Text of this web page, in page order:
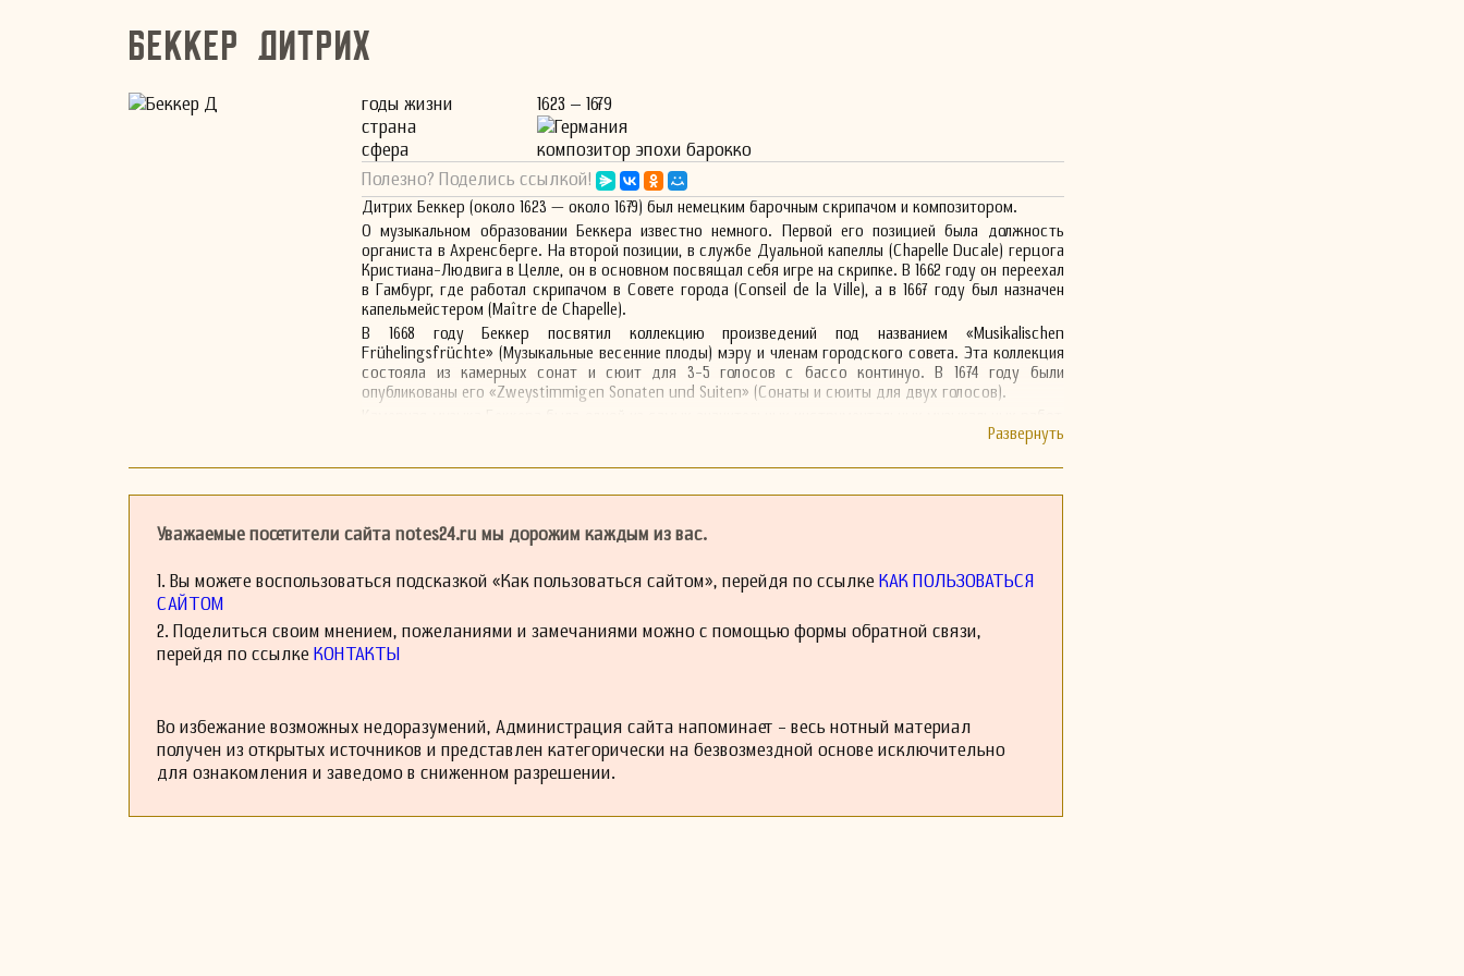
Беккер Дитрих
годы жизни
1623 – 1679
страна
Германия
сфера
композитор эпохи барокко
Полезно? Поделись ссылкой!
Дитрих Беккер (около 1623 — около 1679) был немецким барочным скрипачом и композитором.
О музыкальном образовании Беккера известно немного. Первой его позицией была должность
органиста в Ахренсберге. На второй позиции, в службе Дуальной капеллы (Chapelle Ducale) герцога
Кристиана-Людвига в Целле, он в основном посвящал себя игре на скрипке. В 1662 году он переехал
в Гамбург, где работал скрипачом в Совете города (Conseil de la Ville), а в 1667 году был назначен
капельмейстером (Maître de Chapelle).
В 1668 году Беккер посвятил коллекцию произведений под названием «Musikalischen
Frühelingsfrüchte» (Музыкальные весенние плоды) мэру и членам городского совета. Эта коллекция
состояла из камерных сонат и сюит для 3-5 голосов с бассо континуо. В 1674 году были
опубликованы его «Zweystimmigen Sonaten und Suiten» (Сонаты и сюиты для двух голосов).
Уважаемые посетители сайта notes24.ru мы дорожим каждым из вас.
1. Вы можете воспользоваться подсказкой «Как пользоваться сайтом», перейдя по ссылке КАК ПОЛЬЗОВАТЬСЯ
САЙТОМ
2. Поделиться своим мнением, пожеланиями и замечаниями можно с помощью формы обратной связи,
перейдя по ссылке КОНТАКТЫ
Во избежание возможных недоразумений, Администрация сайта напоминает - весь нотный материал
получен из открытых источников и представлен категорически на безвозмездной основе исключительно
для ознакомления и заведомо в сниженном разрешении.